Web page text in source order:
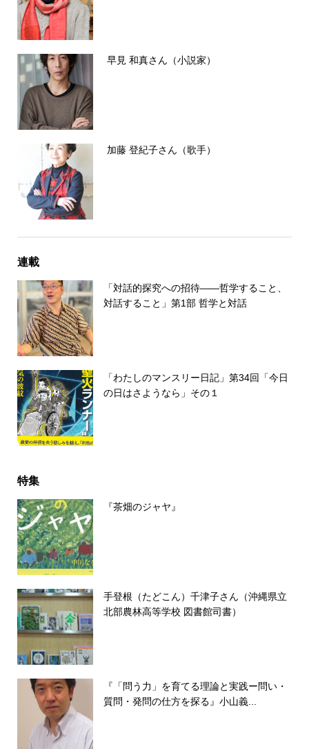
早見 和真さん（小説家）
加藤 登紀子さん（歌手）
連載
「対話的探究への招待――哲学すること、
対話すること」第1部 哲学と対話
「わたしのマンスリー日記」第34回「今日
の日はさようなら」その１
特集
『茶畑のジャヤ』
手登根（たどこん）千津子さん（沖縄県立
北部農林高等学校 図書館司書）
『「問う力」を育てる理論と実践ー問い・
質問・発問の仕方を探る』小山義...